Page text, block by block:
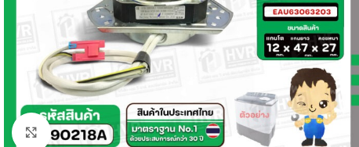
Click to enlarge